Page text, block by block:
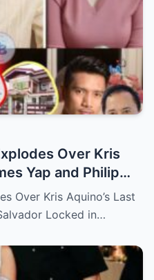
Over Kris
Yap and Philip
Battle for Her
Secrets—
All Media?
Over Kris Aquino’s Last
Locked in…